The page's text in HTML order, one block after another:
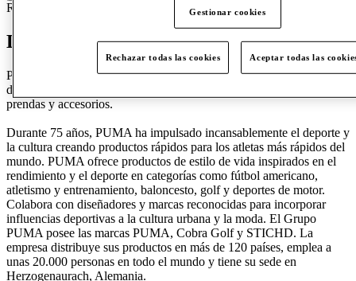
Ropa
Descubre PUMA
PUMA es una de las marcas deportivas líderes del mundo,
diseñando, desarrollando, vendiendo y comercializando calzado,
prendas y accesorios.
Durante 75 años, PUMA ha impulsado incansablemente el deporte y
la cultura creando productos rápidos para los atletas más rápidos del
mundo. PUMA ofrece productos de estilo de vida inspirados en el
rendimiento y el deporte en categorías como fútbol americano,
atletismo y entrenamiento, baloncesto, golf y deportes de motor.
Colabora con diseñadores y marcas reconocidas para incorporar
influencias deportivas a la cultura urbana y la moda. El Grupo
PUMA posee las marcas PUMA, Cobra Golf y STICHD. La
empresa distribuye sus productos en más de 120 países, emplea a
unas 20.000 personas en todo el mundo y tiene su sede en
Herzogenaurach, Alemania.
Gestionar cookies
Rechazar todas las cookies Aceptar todas las